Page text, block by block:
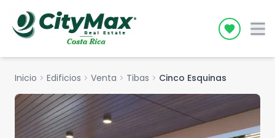
Icon
Inicio chevron_right Edificios chevron_right Venta chevron_right Tibas chevron_right Cinco Esquinas